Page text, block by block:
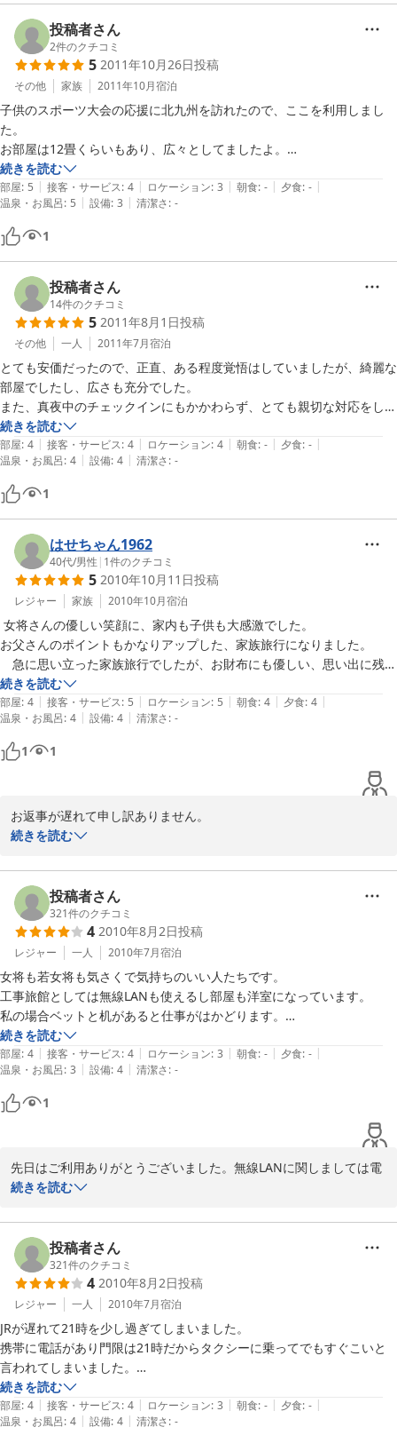
また若松に行く機会に利用させてもらおうと思っています。
投稿者さん
2件のクチコミ
5 2011年10月26日投稿
その他 家族 2011年10月宿泊
子供のスポーツ大会の応援に北九州を訪れたので、ここを利用しまし
た。
お部屋は12畳くらいもあり、広々としてましたよ。
天井扇が付いているのも面白かったし、テレビやDVDプレーヤー、エア
コン、冷蔵庫もビジネスホテル風のちまちました小型でなく普通の家庭
サイズでしたね。
トイレは専用のものが、占有廊下を隔てて設置されていて、内鍵付きの
お風呂は共同ながら家族四人でも一緒にゆったり入れるサイズのジェッ
トバスで最高でした。
ベッドも快適で良く眠れました。
素泊まりなのに女将さんや従業員の方が大きなおにぎりをサービスして
くれたのも嬉しかったし、お茶だけでなく、即席のコーヒー、紅茶、味
噌汁、すまし汁なんかが提供されてるのも良いですね。ここはなんだか
ホテル・旅館と言うより貸し別荘みたいな感じですね。
続きを読む
部屋: 5 | 接客・サービス: 4 | ロケーション: 3 | 朝食: - | 夕食: - |
温泉・お風呂: 5 | 設備: 3 | 清潔さ: -
1
投稿者さん
14件のクチコミ
5 2011年8月1日投稿
その他 一人 2011年7月宿泊
とても安価だったので、正直、ある程度覚悟はしていましたが、綺麗な
部屋でしたし、広さも充分でした。
また、真夜中のチェックインにもかかわらず、とても親切な対応をして
続きを読む
部屋: 4 | 接客・サービス: 4 | ロケーション: 4 | 朝食: - | 夕食: - |
温泉・お風呂: 4 | 設備: 4 | 清潔さ: -
1
はせちゃん1962
40代/男性 | 1件のクチコミ
5 2010年10月11日投稿
レジャー 家族 2010年10月宿泊
女将さんの優しい笑顔に、家内も子供も大感激でした。
お父さんのポイントもかなりアップした、家族旅行になりました。
急に思い立った家族旅行でしたが、お財布にも優しい、思い出に残る
とても良い旅が出来ました、有難う御座いました。
続きを読む
部屋: 4 | 接客・サービス: 5 | ロケーション: 5 | 朝食: 4 | 夕食: 4 |
温泉・お風呂: 4 | 設備: 4 | 清潔さ: -
1 1
お返事が遅れて申し訳ありません。
この度はご家族でご利用頂き有難うございました。こんなにお褒め
せ。ご家族の方にサプライズを用意させて頂きます。またのお越し
をお待ち申し上げております。
2011-02-15
続きを読む
投稿者さん
321件のクチコミ
4 2010年8月2日投稿
レジャー 一人 2010年7月宿泊
女将も若女将も気さくで気持ちのいい人たちです。
工事旅館としては無線LANも使えるし部屋も洋室になっています。
私の場合ベットと机があると仕事がはかどります。
できれば無線の電波をもう少し強いのに交換してください。
続きを読む
部屋: 4 | 接客・サービス: 4 | ロケーション: 3 | 朝食: - | 夕食: - |
温泉・お風呂: 3 | 設備: 4 | 清潔さ: -
1
先日はご利用ありがとうございました。無線LANに関しましては電
波が弱いお部屋につきましてはもう一台無線機を増やそうかと検討
2010-09-03
続きを読む
投稿者さん
321件のクチコミ
4 2010年8月2日投稿
レジャー 一人 2010年7月宿泊
JRが遅れて21時を少し過ぎてしまいました。
携帯に電話があり門限は21時だからタクシーに乗ってでもすぐこいと
言われてしまいました。
田舎の町でタクシーだってすぐにつかまりません。
あわてて走っていったら女将さんらしい人がそんなに走ってこなくても
いいのにといわれ一安心。
続きを読む
部屋: 4 | 接客・サービス: 4 | ロケーション: 3 | 朝食: - | 夕食: - |
温泉・お風呂: 4 | 設備: 4 | 清潔さ: -